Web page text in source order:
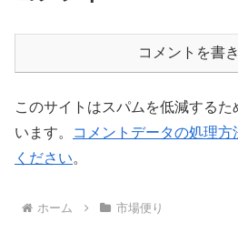
コメントを書
このサイトはスパムを低減するた
います。
コメントデータの処理
ください。
ホーム 市場便り